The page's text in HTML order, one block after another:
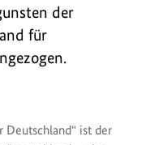
der
für
Deutschland“ ist der